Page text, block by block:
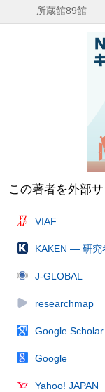
所蔵館89館
この著者を外部
VIAF
KAKEN — 研究
J-GLOBAL
researchmap
Google Scholar
Google
Yahoo! JAPAN